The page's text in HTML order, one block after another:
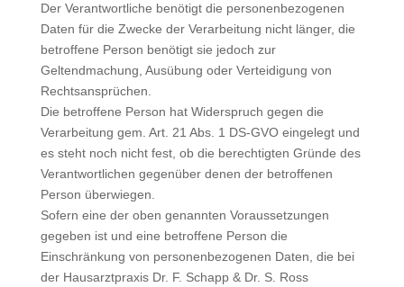
Der Verantwortliche benötigt die personenbezogenen
Daten für die Zwecke der Verarbeitung nicht länger, die
betroffene Person benötigt sie jedoch zur
Geltendmachung, Ausübung oder Verteidigung von
Rechtsansprüchen.
Die betroffene Person hat Widerspruch gegen die
Verarbeitung gem. Art. 21 Abs. 1 DS-GVO eingelegt und
es steht noch nicht fest, ob die berechtigten Gründe des
Verantwortlichen gegenüber denen der betroffenen
Person überwiegen.
Sofern eine der oben genannten Voraussetzungen
gegeben ist und eine betroffene Person die
Einschränkung von personenbezogenen Daten, die bei
der Hausarztpraxis Dr. F. Schapp & Dr. S. Ross